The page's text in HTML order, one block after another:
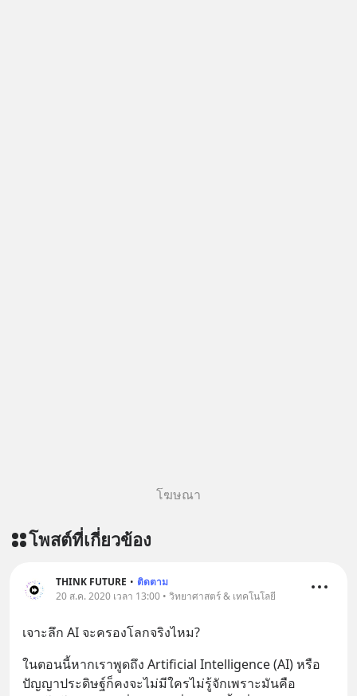
โฆษณา
โพสต์ที่เกี่ยวข้อง
THINK FUTURE • ติดตาม
20 ส.ค. 2020 เวลา 13:00 • วิทยาศาสตร์ & เทคโนโลยี
เจาะลึก AI จะครองโลกจริงไหม?
ในตอนนี้หากเราพูดถึง Artificial Intelligence (AI) หรือ
ปัญญาประดิษฐ์ก็คงจะไม่มีใครไม่รู้จักเพราะมันคือ